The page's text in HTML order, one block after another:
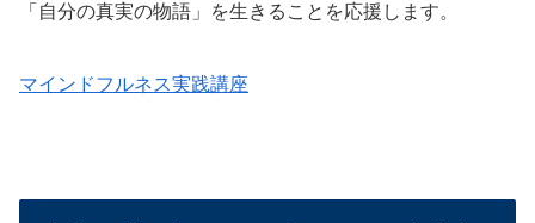
「自分の真実の物語」を生きることを応援します。
マインドフルネス実践講座